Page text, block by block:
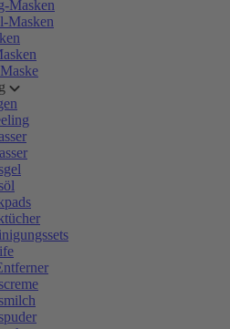
Masken
Masken